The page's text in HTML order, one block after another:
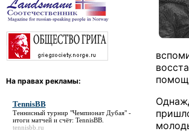
На правах рекламы:
TennisBB
Теннисный турнир "Чемпионат Дубая" -
итоги матчей и счёт: TennisBB.
tennisbb.ru